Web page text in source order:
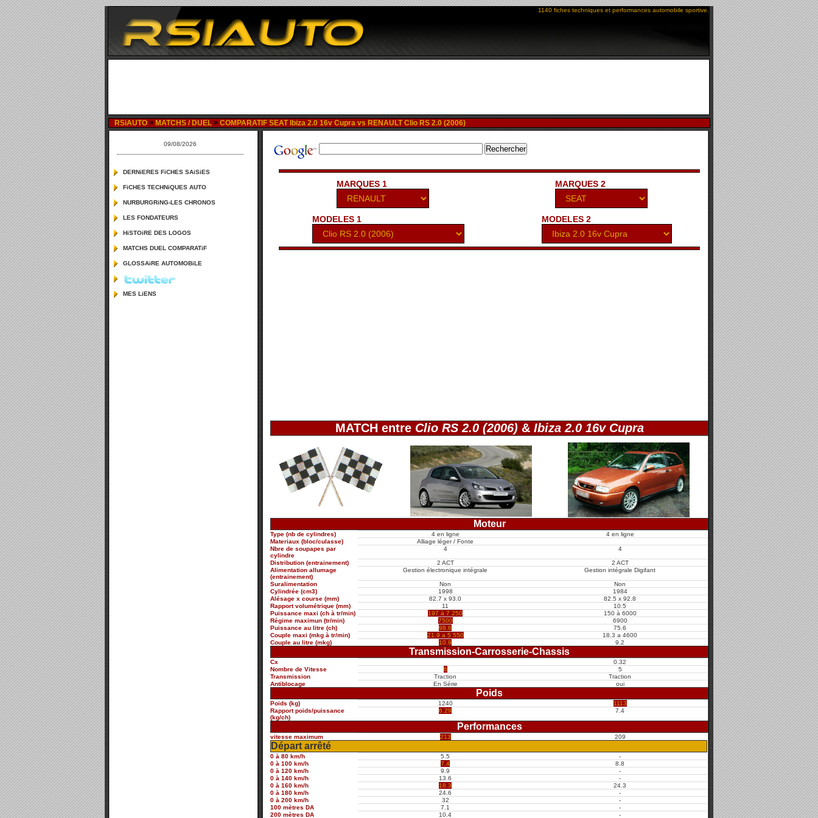
1140 fiches techniques et performances automobile sportive.
RSiAUTO > MATCHS / DUEL > COMPARATIF SEAT Ibiza 2.0 16v Cupra vs RENAULT Clio RS 2.0 (2006)
MARQUES 1 MARQUES 2
MODELES 1 MODELES 2
MATCH entre Clio RS 2.0 (2006) & Ibiza 2.0 16v Cupra
Moteur
Type (nb de cylindres) 4 en ligne
4 en ligne
Materiaux (bloc/culasse)
Alliage léger / Fonte
Nbre de soupapes par
cylindre
4 4
Distribution (entrainement) 2 ACT
2 ACT
Alimentation allumage
(entrainement)
Gestion électronique intégrale Gestion intégrale Digifant
Suralimentation Non
Non
Cylindrée (cm3)
1998
1984
Alésage x course (mm)
82.7 x 93.0
82.5 x 92.8
Rapport volumétrique (mm)
11
10.5
Puissance maxi (ch à tr/min)
197 à 7 250
150 à 6000
Régime maximun (tr/min)
7500
6900
Puissance au litre (ch)
98.6
75.6
Couple maxi (mkg à tr/min)
21.9 a 5 550
18.3 a 4600
Couple au litre (mkg)
10.9 9.2
Transmission-Carrosserie-Chassis
Cx
0.32
Nombre de Vitesse
6
5
Transmission
Traction
Traction
Antiblocage
En Série oui
Poids
Poids (kg) 1240
1113
Rapport poids/puissance
(kg/ch)
6.29 7.4
Performances
vitesse maximum 213 209
Départ arrêté
0 à 80 km/h 5.5
-
0 à 100 km/h
7.4
8.8
0 à 120 km/h
9.9
-
0 à 140 km/h
13.6
-
0 à 160 km/h
18.3
24.3
0 à 180 km/h
24.6
-
0 à 200 km/h
32
-
100 mètres DA
7.1
-
200 mètres DA
10.4 -
09/08/2026
DERNiERES FiCHES SAiSiES
FiCHES TECHNiQUES AUTO
NURBURGRiNG-LES CHRONOS
LES FONDATEURS
HiSTOiRE DES LOGOS
MATCHS DUEL COMPARATiF
GLOSSAiRE AUTOMOBiLE
MES LiENS